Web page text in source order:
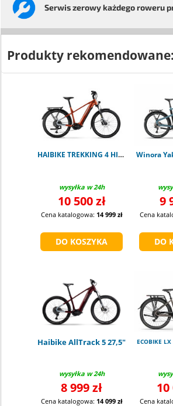
Serwiszerowy każdegoroweru
Produkty rekomendowane:
HAIBIKE TREKKING 4 HIGH ORANGE M
wysyłka w 24h
10 500 zł
Cena katalogowa: 14 999 zł
9
Cena
Haibike AllTrack 5 27,5"
wysyłka w 24h
8 999 zł
Cena katalogowa: 14 099 zł
ECOBIKE
10
Cena